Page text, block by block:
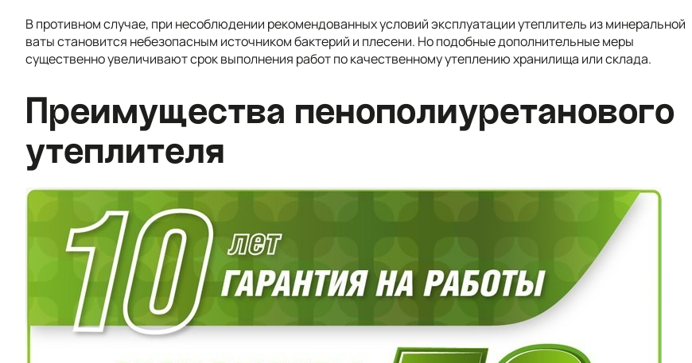
В противном случае, при несоблюдении рекомендованных условий эксплуатации утеплитель из минеральной
ваты становится небезопасным источником бактерий и плесени. Но подобные дополнительные меры
существенно увеличивают срок выполнения работ по качественному утеплению хранилища или склада.
Преимущества пенополиуретанового
утеплителя